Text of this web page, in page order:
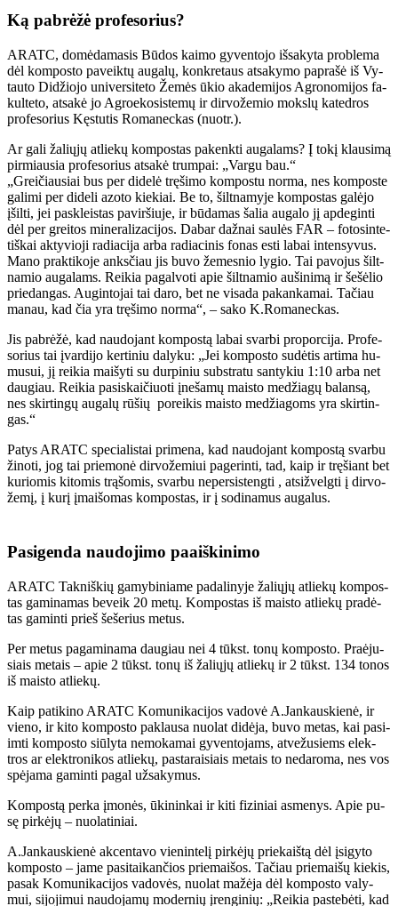
Ką pa­brė­žė pro­fe­so­rius?
ARATC, do­mė­da­ma­sis Bū­dos kai­mo gy­ven­to­jo iš­sa­ky­ta pro­ble­ma
dėl kom­pos­to pa­veik­tų au­ga­lų, kon­kre­taus at­sa­ky­mo pa­pra­šė iš Vy­
tau­to Di­džio­jo uni­ver­si­te­to Že­mės ūkio aka­de­mi­jos Ag­ro­no­mi­jos fa­
kul­te­to, atsakė jo Ag­ro­e­ko­sis­te­mų ir dir­vo­že­mio moks­lų ka­ted­ros
pro­fe­so­rius Kęs­tu­tis Ro­ma­nec­kas (nuotr.).
Ar ga­li ža­lių­jų at­lie­kų kom­pos­tas pa­kenk­ti au­ga­lams? Į to­kį klau­si­mą
pirmiausia pro­fe­so­rius at­sa­kė trumpai: „Var­gu bau.“
„Grei­čiau­siai bus per di­de­lė trę­ši­mo kom­pos­tu nor­ma, nes kom­pos­te
ga­li­mi per di­de­li azo­to kie­kiai. Be to, šilt­na­my­je kom­pos­tas ga­lė­jo
įšil­ti, jei pa­skleis­tas pa­vir­šiu­je, ir bū­da­mas ša­lia au­ga­lo jį ap­de­gin­ti
dėl per grei­tos mi­ne­ra­li­za­ci­jos. Da­bar daž­nai sau­lės FAR – fo­to­sin­te­
tiš­kai ak­ty­vio­ji ra­dia­ci­ja ar­ba ra­dia­ci­nis fo­nas es­ti la­bai in­ten­sy­vus.
Ma­no prak­ti­ko­je anks­čiau jis bu­vo že­mes­nio ly­gio. Tai pa­vo­jus šilt­
na­mio au­ga­lams. Rei­kia pa­gal­vo­ti apie šilt­na­mio au­ši­ni­mą ir še­šė­lio
prie­dan­gas. Au­gin­to­jai tai da­ro, bet ne vi­sa­da pa­kan­ka­mai. Ta­čiau
ma­nau, kad čia yra trę­ši­mo nor­ma“, – sa­ko K.Ro­ma­nec­kas.
Jis pa­brė­žė, kad nau­do­jant kom­pos­tą la­bai svar­bi pro­por­ci­ja. Pro­fe­
so­rius tai įvar­di­jo ker­ti­niu da­ly­ku: „Jei kom­pos­to su­dė­tis ar­ti­ma hu­
mu­sui, jį rei­kia mai­šy­ti su dur­pi­niu sub­stra­tu san­ty­kiu 1:10 ar­ba net
dau­giau. Rei­kia pa­si­skai­čiuo­ti įne­ša­mų mais­to me­džia­gų ba­lan­są,
nes skir­tin­gų au­ga­lų rū­šių po­rei­kis mais­to me­džia­goms yra skir­tin­
gas.“
Pa­tys ARATC spe­cia­lis­tai pri­me­na, kad nau­do­jant kom­pos­tą svar­bu
ži­no­ti, jog tai prie­mo­nė dir­vo­že­miui pa­ge­rin­ti, tad, kaip ir trę­šiant bet
ku­rio­mis ki­to­mis trą­šo­mis, svar­bu neper­si­steng­ti , at­si­žvelg­ti į dir­vo­
že­mį, į ku­rį įmai­šo­mas kom­pos­tas, ir į so­di­na­mus au­ga­lus.
Pa­si­gen­da nau­do­ji­mo pa­aiš­ki­ni­mo
ARATC Tak­niš­kių ga­my­bi­nia­me pa­da­li­ny­je ža­lių­jų at­lie­kų kom­pos­
tas ga­mi­namas be­veik 20 me­tų. Kom­pos­tas iš mais­to at­lie­kų pra­dė­
tas ga­min­ti prieš še­še­rius me­tus.
Per me­tus pa­ga­mi­na­ma dau­giau nei 4 tūkst. to­nų kom­pos­to. Pra­ėju­
siais me­tais – apie 2 tūkst. to­nų iš ža­lių­jų at­lie­kų ir 2 tūkst. 134 to­nos
iš mais­to at­lie­kų.
Kaip pa­ti­ki­no ARATC Ko­mu­ni­ka­ci­jos va­do­vė A.Jan­kaus­kie­nė, ir
vie­no, ir ki­to kom­pos­to pa­klau­sa nuo­lat di­dė­ja, bu­vo me­tas, kai pa­si­
im­ti kom­pos­to siū­ly­ta ne­mo­ka­mai gy­ven­to­jams, at­ve­žu­siems elek­
tros ar elek­tro­ni­kos at­lie­kų, pas­ta­rai­siais me­tais to ne­da­ro­ma, nes vos
spė­ja­ma ga­min­ti pa­gal už­sa­ky­mus.
Kom­pos­tą per­ka įmo­nės, ūki­nin­kai ir ki­ti fi­zi­niai as­me­nys. Apie pu­
sę pir­kė­jų – nuo­la­ti­niai.
A.Jan­kaus­kie­nė ak­cen­ta­vo vie­nin­te­lį pir­kė­jų prie­kaiš­tą dėl įsi­gy­to
kom­pos­to – ja­me pa­si­tai­kan­čios prie­mai­šos. Ta­čiau prie­mai­šų kie­kis,
pa­sak Ko­mu­ni­ka­ci­jos va­do­vės, nuo­lat ma­žė­ja dėl kom­pos­to va­ly­
mui, si­jo­ji­mui nau­do­ja­mų mo­der­nių įren­gi­nių: „Rei­kia pa­ste­bė­ti, kad